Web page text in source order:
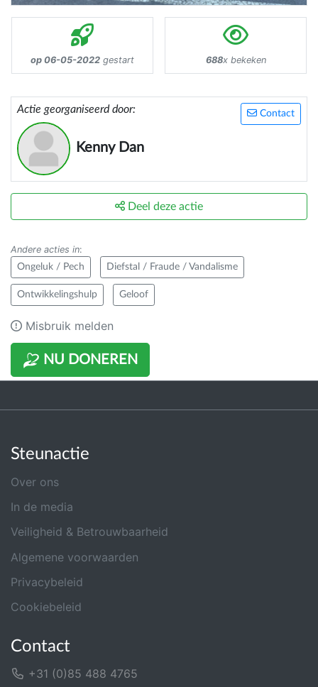
op 06-05-2022 gestart 688x bekeken
Contact
Actie georganiseerd door:
Kenny Dan
NU DONEREN
Deel deze actie
Andere acties in:
Ongeluk / Pech Diefstal / Fraude / Vandalisme
Ontwikkelingshulp Geloof
Misbruik melden
Steunactie
Over ons
In de media
Veiligheid & Betrouwbaarheid
Algemene voorwaarden
Privacybeleid
Cookiebeleid
Contact
+31 (0)85 488 4765